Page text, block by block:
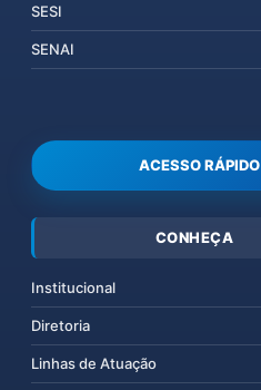
SESI
SENAI
ACESSO RÁPIDO
CONHEÇA
Institucional
Diretoria
Linhas de Atuação